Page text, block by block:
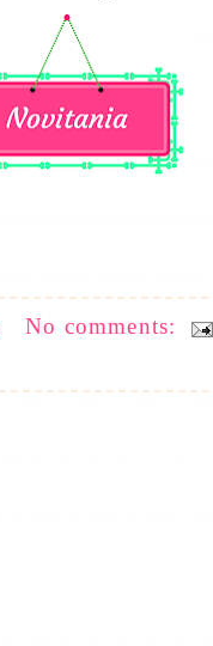
No comments: